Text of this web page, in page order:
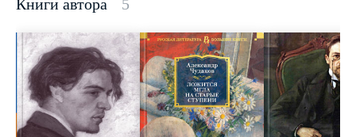
Книги автора 5